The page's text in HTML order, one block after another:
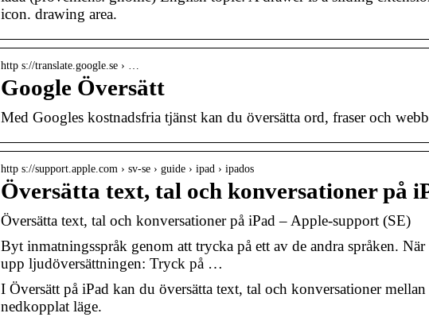
icon. drawing area.
http s://translate.google.se › …
Google Översätt
Med Googles kostnadsfria tjänst kan du översätta ord, fraser och
http s://support.apple.com › sv-se › guide › ipad › ipados
Översätta text, tal och konversationer på
Översätta text, tal och konversationer på iPad – Apple-support (SE)
Byt inmatningsspråk genom att trycka på ett av de andra språken.
upp ljudöversättningen: Tryck på …
I Översätt på iPad kan du översätta text, tal och konversationer
nedkopplat läge.